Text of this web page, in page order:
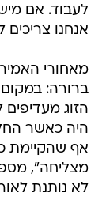
לעבוד. אם
אנחנו צריכים
מאחורי
ברורה:
הזוג
היה כאשר
אף שהקיימת
מצליחה",
לא נותנת